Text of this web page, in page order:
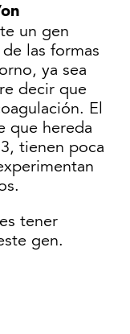
un gen
las formas
ya sea
decir que
El
que hereda
tienen poca
tener
gen.